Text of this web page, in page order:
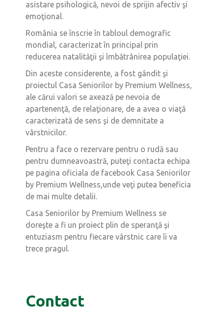
asistare psihologică, nevoi de sprijin afectiv şi
emoţional.
România se înscrie în tabloul demografic
mondial, caracterizat în principal prin
reducerea natalităţii şi îmbătrânirea populaţiei.
Din aceste considerente, a fost gândit şi
proiectul Casa Seniorilor by Premium Wellness,
ale cărui valori se axează pe nevoia de
apartenenţă, de relaţionare, de a avea o viaţă
caracterizată de sens şi de demnitate a
vârstnicilor.
Pentru a face o rezervare pentru o rudă sau
pentru dumneavoastră, puteţi contacta echipa
pe pagina oficiala de facebook Casa Seniorilor
by Premium Wellness,unde veţi putea beneficia
de mai multe detalii.
Casa Seniorilor by Premium Wellness se
doreşte a fi un proiect plin de speranţă şi
entuziasm pentru fiecare vârstnic care îi va
trece pragul.
Contact